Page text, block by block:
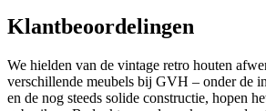
Klantbeoordelingen
We hielden van de vintage retro houten
verschillende meubels bij GVH – onder de
en de nog steeds solide constructie, hopen